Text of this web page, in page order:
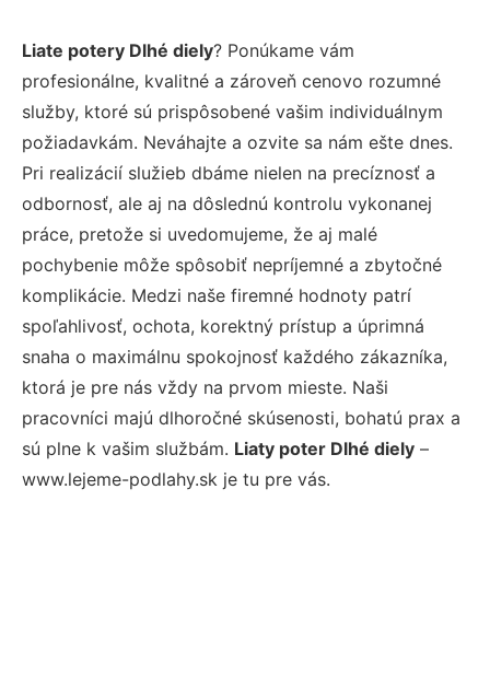
Liate potery Dlhé diely? Ponúkame vám
profesionálne, kvalitné a zároveň cenovo rozumné
služby, ktoré sú prispôsobené vašim individuálnym
požiadavkám. Neváhajte a ozvite sa nám ešte dnes.
Pri realizácií služieb dbáme nielen na precíznosť a
odbornosť, ale aj na dôslednú kontrolu vykonanej
práce, pretože si uvedomujeme, že aj malé
pochybenie môže spôsobiť nepríjemné a zbytočné
komplikácie. Medzi naše firemné hodnoty patrí
spoľahlivosť, ochota, korektný prístup a úprimná
snaha o maximálnu spokojnosť každého zákazníka,
ktorá je pre nás vždy na prvom mieste. Naši
pracovníci majú dlhoročné skúsenosti, bohatú prax a
sú plne k vašim službám. Liaty poter Dlhé diely –
www.lejeme-podlahy.sk je tu pre vás.